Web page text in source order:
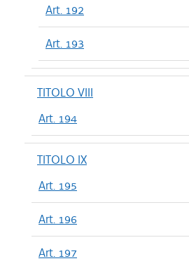
Art. 192
Art. 193
TITOLO VIII
Art. 194
TITOLO IX
Art. 195
Art. 196
Art. 197